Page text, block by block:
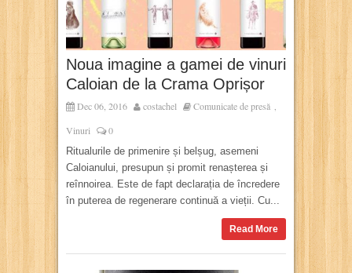
Noua imagine a gamei de vinuri
Caloian de la Crama Oprișor
Dec 06, 2016 costachel Comunicate de presă
Vinuri 0
Ritualurile de primenire și belșug, asemeni
Caloianului, presupun și promit renașterea și
reînnoirea. Este de fapt declarația de încredere
în puterea de regenerare continuă a vieții. Cu...
Read More